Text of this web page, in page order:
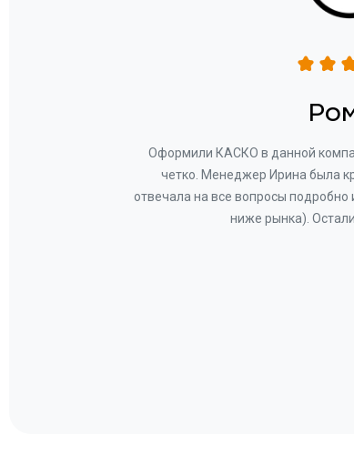
Оформили КАСКО в данной
четко. Менеджер Ирина была
отвечала на все вопросы
ниже рынка).